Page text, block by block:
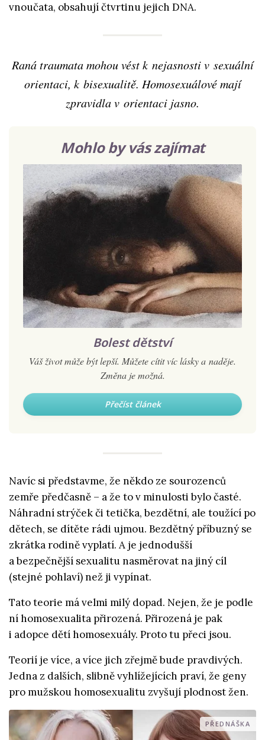
vnoučata, obsahují čtvrtinu jejich DNA.
Raná traumata mohou vést k nejasnosti v sexuální
orientaci, k bisexualitě. Homosexuálové mají
zpravidla v orientaci jasno.
Mohlo by vás zajímat
Bolest dětství
Váš život může být lepší. Můžete cítit víc lásky a naděje.
Změna je možná.
Přečíst článek
Navíc si představme, že někdo ze sourozenců
zemře předčasně – a že to v minulosti bylo časté.
Náhradní strýček či tetička, bezdětní, ale toužící po
dětech, se dítěte rádi ujmou. Bezdětný příbuzný se
zkrátka rodině vyplatí. A je jednodušší
a bezpečnější sexualitu nasměrovat na jiný cíl
(stejné pohlaví) než ji vypínat.
Tato teorie má velmi milý dopad. Nejen, že je podle
ní homosexualita přirozená. Přirozená je pak
i adopce dětí homosexuály. Proto tu přeci jsou.
Teorií je více, a více jich zřejmě bude pravdivých.
Jedna z dalších, slibně vyhlížejících praví, že geny
pro mužskou homosexualitu zvyšují plodnost žen.
PŘEDNÁŠKA